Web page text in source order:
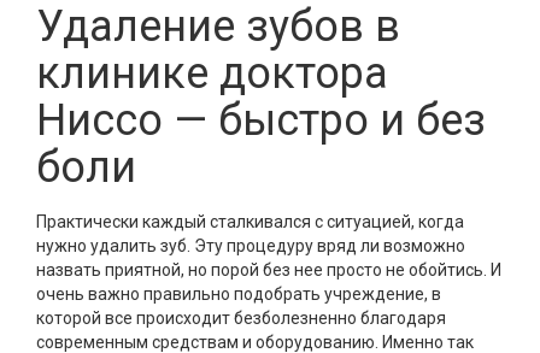
Удаление зубов в
клинике доктора
Ниссо — быстро и без
боли
Практически каждый сталкивался с ситуацией, когда
нужно удалить зуб. Эту процедуру вряд ли возможно
назвать приятной, но порой без нее просто не обойтись. И
очень важно правильно подобрать учреждение, в
которой все происходит безболезненно благодаря
современным средствам и оборудованию. Именно так